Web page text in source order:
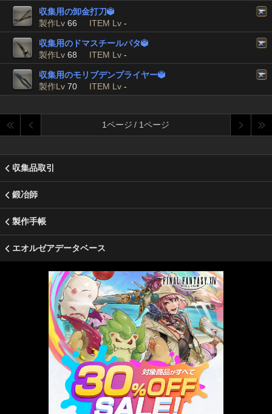
収集用の卸金打刀
製作Lv 66 ITEM Lv -
収集用のドマスチールパタ
製作Lv 68 ITEM Lv -
収集用のモリブデンプライヤー
製作Lv 70 ITEM Lv -
1ページ / 1ページ
収集品取引
鍛冶師
製作手帳
エオルゼアデータベース